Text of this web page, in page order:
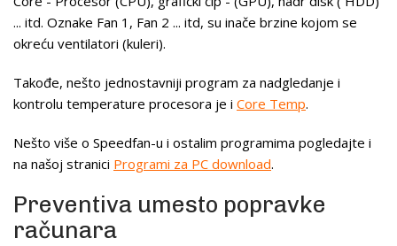
... itd. Oznake Fan 1, Fan 2 ... itd, su inače brzine kojom se
okreću ventilatori (kuleri).
Takođe, nešto jednostavniji program za nadgledanje i
kontrolu temperature procesora je i Core Temp.
Nešto više o Speedfan-u i ostalim programima pogledajte i
na našoj stranici Programi za PC download.
Preventiva umesto popravke
računara